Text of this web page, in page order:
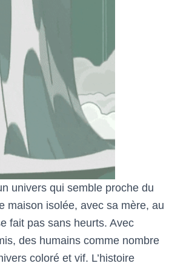
univers qui semble proche du
maison isolée, avec sa mère, au
fait pas sans heurts. Avec
des humains comme nombre
coloré et vif. L’histoire